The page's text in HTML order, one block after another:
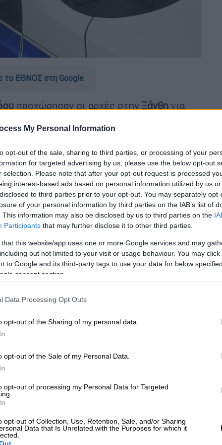
My Personal Information
opt-out of the sale, sharing to third parties, or processing of your
for targeted advertising by us, please use the below opt-out
selection. Please note that after your opt-out request is processed
interest-based ads based on personal information utilized by us
to third parties prior to your opt-out. You may separately
of your personal information by third parties on the IAB’s list of
This information may also be disclosed by us to third parties on the
Participants that may further disclose it to other third parties.
that this website/app uses one or more Google services and may
but not limited to your visit or usage behaviour. You may
to Google and its third-party tags to use your data for below
consent section.
Data Processing Opt Outs
opt-out of the Sharing of my personal data.
opt-out of the Sale of my Personal Data.
opt-out of processing my Personal Data for Targeted
opt-out of Collection, Use, Retention, Sale, and/or Sharing
Data that Is Unrelated with the Purposes for which it
το ΕΘΝΟΣ στη Google
προχώρησαν οι αρχές στην Ξάνθη για
Η ενέδρα της ΕΛΑΣ και ο βαρύς
κατοχή του οποίου βρέθηκε μεγάλος
οργανωμένη αστυνομική
εντοπίστηκε και
μίσθωσης σε περιοχή της Ξάνθης, ενώ
δικαστικού λειτουργού, στην οικία και
-μεταξύ άλλων- και κατασχέθηκαν:
γεμιστήρων,
κινητού τηλεφώνου,
και κλειδί οχήματος.
μέσο τέλεσης εγκληματικών πράξεων
Εγκληματολογικών Ερευνών